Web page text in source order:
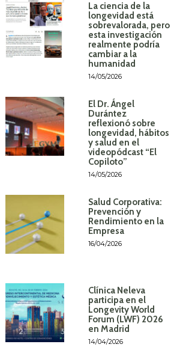
La ciencia de la
longevidad está
sobrevalorada, pero
esta investigación
realmente podría
cambiar a la
humanidad
14/05/2026
El Dr. Ángel
Durántez
reflexionó sobre
longevidad, hábitos
y salud en el
videopódcast “El
Copiloto”
14/05/2026
Salud Corporativa:
Prevención y
Rendimiento en la
Empresa
16/04/2026
Clínica Neleva
participa en el
Longevity World
Forum (LWF) 2026
en Madrid
14/04/2026